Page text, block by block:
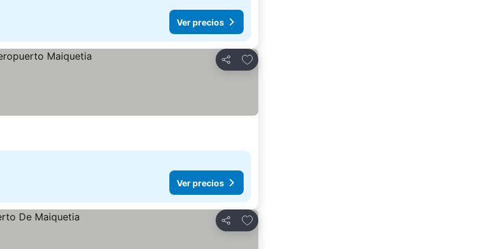
Ver precios
Compartir
Agregar a favoritos
Ver precios
Compartir
Agregar a favoritos